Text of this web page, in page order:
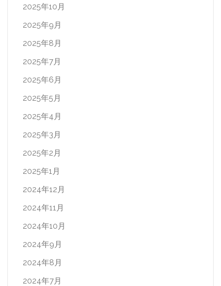
2025年10月
2025年9月
2025年8月
2025年7月
2025年6月
2025年5月
2025年4月
2025年3月
2025年2月
2025年1月
2024年12月
2024年11月
2024年10月
2024年9月
2024年8月
2024年7月